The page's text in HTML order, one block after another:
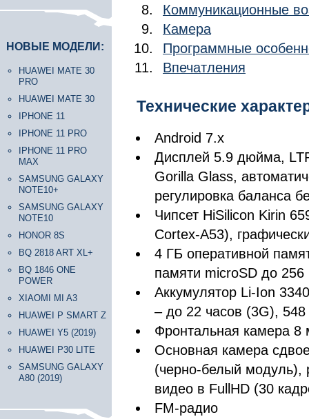
НОВЫЕ МОДЕЛИ:
HUAWEI MATE 30
PRO
HUAWEI MATE 30
IPHONE 11
IPHONE 11 PRO
IPHONE 11 PRO
MAX
SAMSUNG GALAXY
NOTE10+
SAMSUNG GALAXY
NOTE10
HONOR 8S
BQ 2818 ART XL+
BQ 1846 ONE
POWER
XIAOMI MI A3
HUAWEI P SMART Z
HUAWEI Y5 (2019)
HUAWEI P30 LITE
SAMSUNG GALAXY
A80 (2019)
Коммуникационные
Камера
Программные
Впечатления
Технические
Android 7.x
Дисплей 5.9 дюйма,
Gorilla Glass,
регулировка баланса
Чипсет HiSilicon Kirin
Cortex-A53),
4 ГБ оперативной
памяти microSD до 256
Аккумулятор Li-Ion
– до 22 часов (3G),
Фронтальная камера 8
Основная камера
(черно-белый
видео в FullHD (30
FM-радио